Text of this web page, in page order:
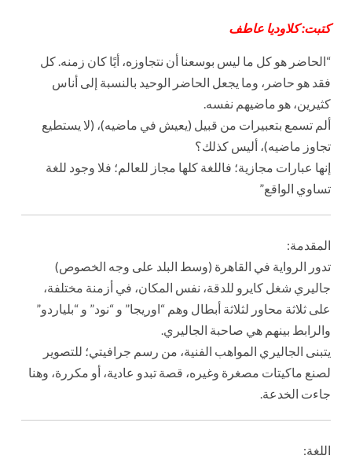
كتبت: كلاوديا عاطف
“الحاضر هو كل ما ليس بوسعنا أن نتجاوزه، أيًا كان زمنه. كل
فقد هو حاضر، وما يجعل الحاضر الوحيد بالنسبة إلى أناس
كثيرين، هو ماضيهم نفسه.
ألم تسمع بتعبيرات من قبيل (يعيش في ماضيه)، (لا يستطيع
تجاوز ماضيه)، أليس كذلك؟
إنها عبارات مجازية؛ فاللغة كلها مجاز للعالم؛ فلا وجود للغة
تساوي الواقع”
المقدمة:
تدور الرواية في القاهرة (وسط البلد على وجه الخصوص)
جاليري شغل كايرو للدقة، نفس المكان، في أزمنة مختلفة،
على ثلاثة محاور لثلاثة أبطال وهم “اوريجا” و “نود” و “بلياردو”
والرابط بينهم هي صاحبة الجاليري.
يتبنى الجاليري المواهب الفنية، من رسم جرافيتي؛ للتصوير
لصنع ماكيتات مصغرة وغيره، قصة تبدو عادية، أو مكررة، وهنا
جاءت الخدعة.
اللغة: